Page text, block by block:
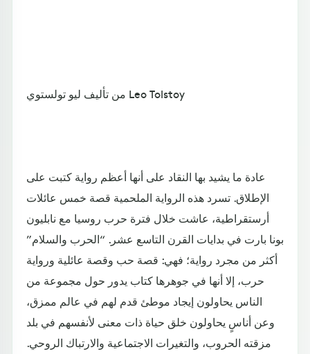
من تأليف ليو تولستوي Leo Tolstoy
عادة ما يشيد بها النقاد على أنها أعظم رواية كتبت على
الإطلاق. تسرد هذه الرواية الملحمية قصة خمس عائلات
أرستقراطية، عاشت خلال فترة حرب روسيا مع نابليون
بونا بارت في بدايات القرن التاسع عشر. “الحرب والسلام”
أكثر من مجرد رواية؛ فهي: قصة حب وقصة عائلية ورواية
حرب، إلا أنها في جوهرها كتاب يدور حول مجموعة من
الناس يحاولون إيجاد موطئ قدم لهم في عالم ممزق،
وعن أناسٍ يحاولون خلق حياة ذات معنى لأنفسهم في بلد
مزقته الحروب، والتغيرات الاجتماعية والارتباك الروحي.